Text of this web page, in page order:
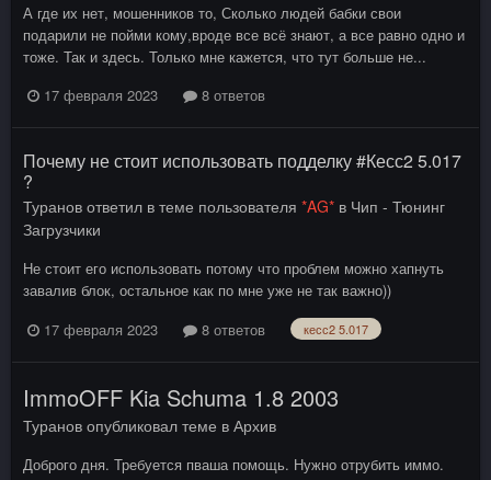
А где их нет, мошенников то, Сколько людей бабки свои
подарили не пойми кому,вроде все всё знают, а все равно одно и
тоже. Так и здесь. Только мне кажется, что тут больше не...
17 февраля 2023
8 ответов
Почему не стоит использовать подделку #Кесс2 5.017
?
Туранов ответил в теме пользователя *AG* в Чип - Тюнинг
Загрузчики
Не стоит его использовать потому что проблем можно хапнуть
завалив блок, остальное как по мне уже не так важно))
17 февраля 2023
8 ответов кесс2 5.017
ImmoOFF Kia Schuma 1.8 2003
Туранов опубликовал теме в Архив
Доброго дня. Требуется пваша помощь. Нужно отрубить иммо.